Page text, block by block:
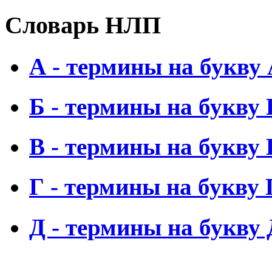
Словарь НЛП
А - термины на букву
Б - термины на букву
В - термины на букву
Г - термины на букву
Д - термины на букву